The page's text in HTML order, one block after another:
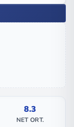
8.3
NET ORT.